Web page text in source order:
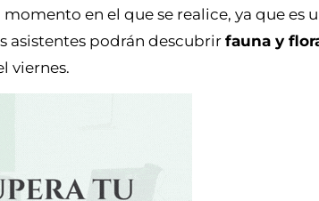
en el que se realice, ya que es
asistentes podrán descubrir fauna y
viernes.